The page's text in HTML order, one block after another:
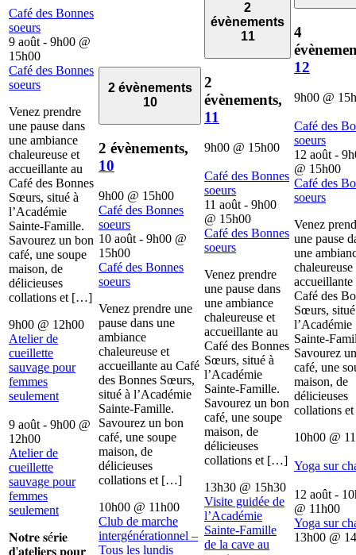
Café des Bonnes
soeurs
9 août - 9h00 @
15h00
Café des Bonnes
soeurs
Venez prendre
une pause dans
une ambiance
chaleureuse et
accueillante au
Café des Bonnes
Sœurs, situé à
l’Académie
Sainte-Famille.
Savourez un bon
café, une soupe
maison, de
délicieuses
collations et […]
9h00 @ 12h00
Atelier de
cueillette
sauvage pour
femmes
seulement
9 août - 9h00 @
12h00
Atelier de
cueillette
sauvage pour
femmes
seulement
𝐍𝐨𝐭𝐫𝐞 𝐬é𝐫𝐢𝐞
𝐝'𝐚𝐭𝐞𝐥𝐢𝐞𝐫𝐬 𝐩𝐨𝐮𝐫
2 évènements
10
2 évènements,
10
9h00 @ 15h00
Café des Bonnes
soeurs
10 août - 9h00 @
15h00
Café des Bonnes
soeurs
Venez prendre une
pause dans une
ambiance
chaleureuse et
accueillante au Café
des Bonnes Sœurs,
situé à l’Académie
Sainte-Famille.
Savourez un bon
café, une soupe
maison, de
délicieuses
collations et […]
10h00 @ 11h00
Club de marche
intergénérationnel –
Tous les lundis
2
évènements
11
2
évènements,
11
9h00 @ 15h00
Café des Bonnes
soeurs
11 août - 9h00
@ 15h00
Café des Bonnes
soeurs
Venez prendre
une pause dans
une ambiance
chaleureuse et
accueillante au
Café des Bonnes
Sœurs, situé à
l’Académie
Sainte-Famille.
Savourez un bon
café, une soupe
maison, de
délicieuses
collations et […]
13h30 @ 15h30
Visite guidée de
l’Académie
Sainte-Famille
de la cave au
4
12
9h00 @
Café des
soeurs
12 août -
@ 15h00
Café des
soeurs
Venez
une pause
une
chaleureuse
accueillante
Café des
Sœurs,
l’Académie
Sainte-
Savourez
café, une
maison, de
délicieuses
collations
10h00 @
Yoga sur
12 août -
@ 11h00
Yoga sur
13h00 @